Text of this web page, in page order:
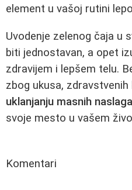
element u vašoj rutini
Uvodenje zelenog čaja u
biti jednostavan, a opet
zdravijem i lepšem telu.
zbog ukusa,
uklanjanju masnih naslaga
svoje mesto u vašem
Komentari